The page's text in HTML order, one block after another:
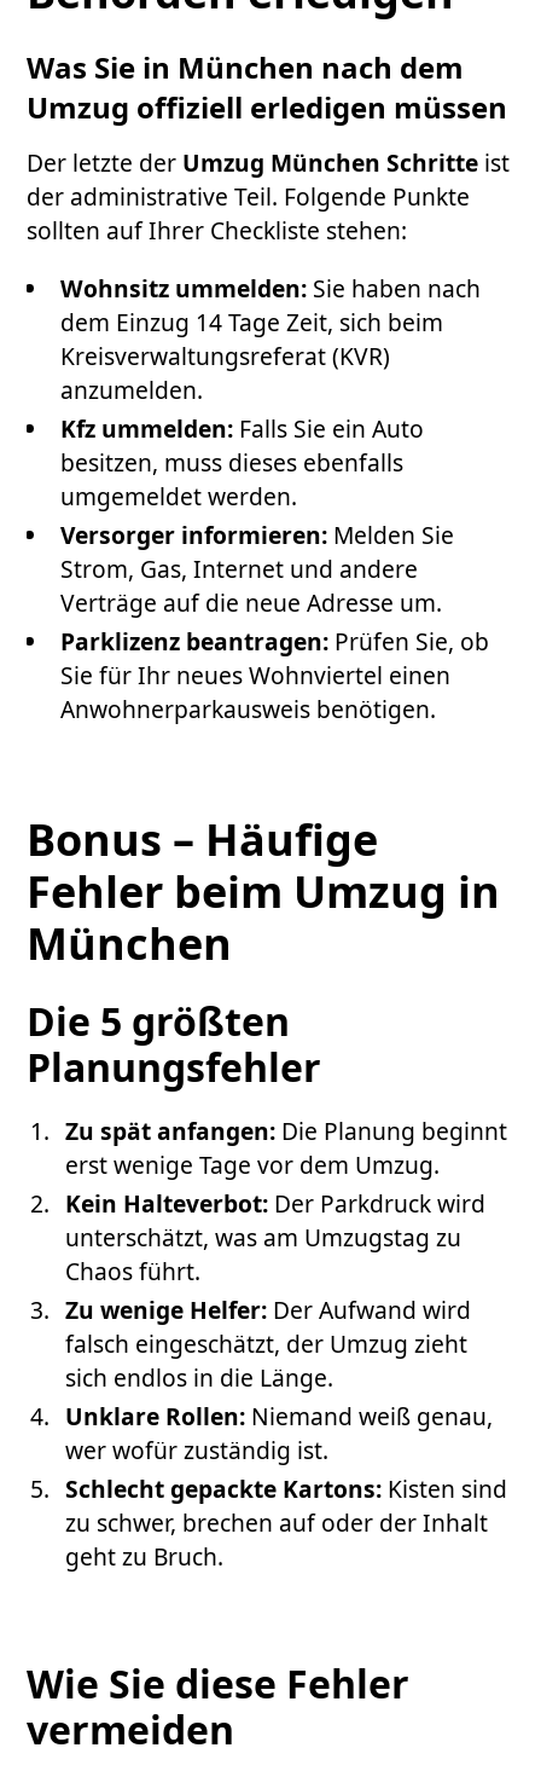
Was Sie in München nach dem
Umzug offiziell erledigen müssen
Der letzte der Umzug München Schritte ist
der administrative Teil. Folgende Punkte
sollten auf Ihrer Checkliste stehen:
Wohnsitz ummelden: Sie haben nach
dem Einzug 14 Tage Zeit, sich beim
Kreisverwaltungsreferat (KVR)
anzumelden.
Kfz ummelden: Falls Sie ein Auto
besitzen, muss dieses ebenfalls
umgemeldet werden.
Versorger informieren: Melden Sie
Strom, Gas, Internet und andere
Verträge auf die neue Adresse um.
Parklizenz beantragen: Prüfen Sie, ob
Sie für Ihr neues Wohnviertel einen
Anwohnerparkausweis benötigen.
Bonus – Häufige
Fehler beim Umzug in
München
Die 5 größten
Planungsfehler
Zu spät anfangen: Die Planung beginnt
erst wenige Tage vor dem Umzug.
Kein Halteverbot: Der Parkdruck wird
unterschätzt, was am Umzugstag zu
Chaos führt.
Zu wenige Helfer: Der Aufwand wird
falsch eingeschätzt, der Umzug zieht
sich endlos in die Länge.
Unklare Rollen: Niemand weiß genau,
wer wofür zuständig ist.
Schlecht gepackte Kartons: Kisten sind
zu schwer, brechen auf oder der Inhalt
geht zu Bruch.
Wie Sie diese Fehler
vermeiden